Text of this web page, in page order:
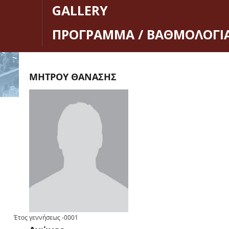
GALLERY
ΠΡΟΓΡΑΜΜΑ /
ΜΗΤΡΟΥ ΘΑΝΑΣΗΣ
Έτος γεννήσεως-0001